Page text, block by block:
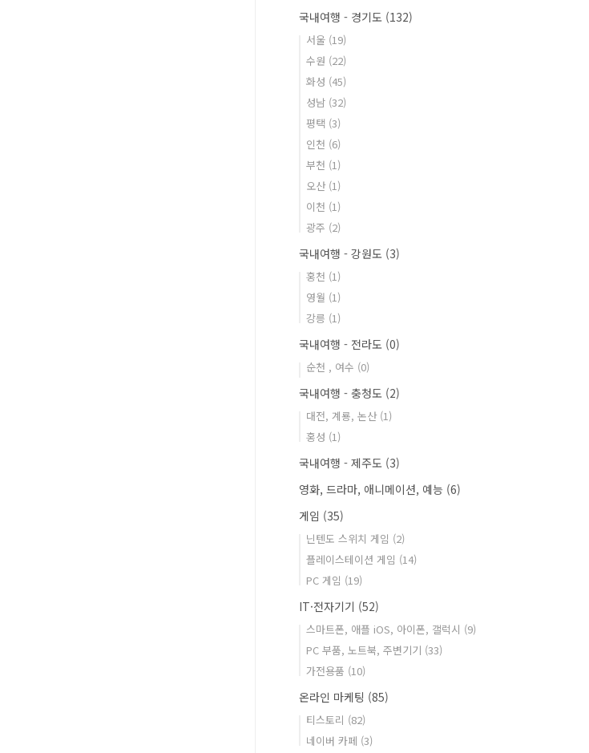
국내여행 - 경기도 (132)
서울 (19)
수원 (22)
화성 (45)
성남 (32)
평택 (3)
인천 (6)
부천 (1)
오산 (1)
이천 (1)
광주 (2)
국내여행 - 강원도 (3)
홍천 (1)
영월 (1)
강릉 (1)
국내여행 - 전라도 (0)
순천 , 여수 (0)
국내여행 - 충청도 (2)
대전, 계룡, 논산 (1)
홍성 (1)
국내여행 - 제주도 (3)
영화, 드라마, 애니메이션, 예능 (6)
게임 (35)
닌텐도 스위치 게임 (2)
플레이스테이션 게임 (14)
PC 게임 (19)
IT·전자기기 (52)
스마트폰, 애플 iOS, 아이폰, 갤럭시 (9)
PC 부품, 노트북, 주변기기 (33)
가전용품 (10)
온라인 마케팅 (85)
티스토리 (82)
네이버 카페 (3)